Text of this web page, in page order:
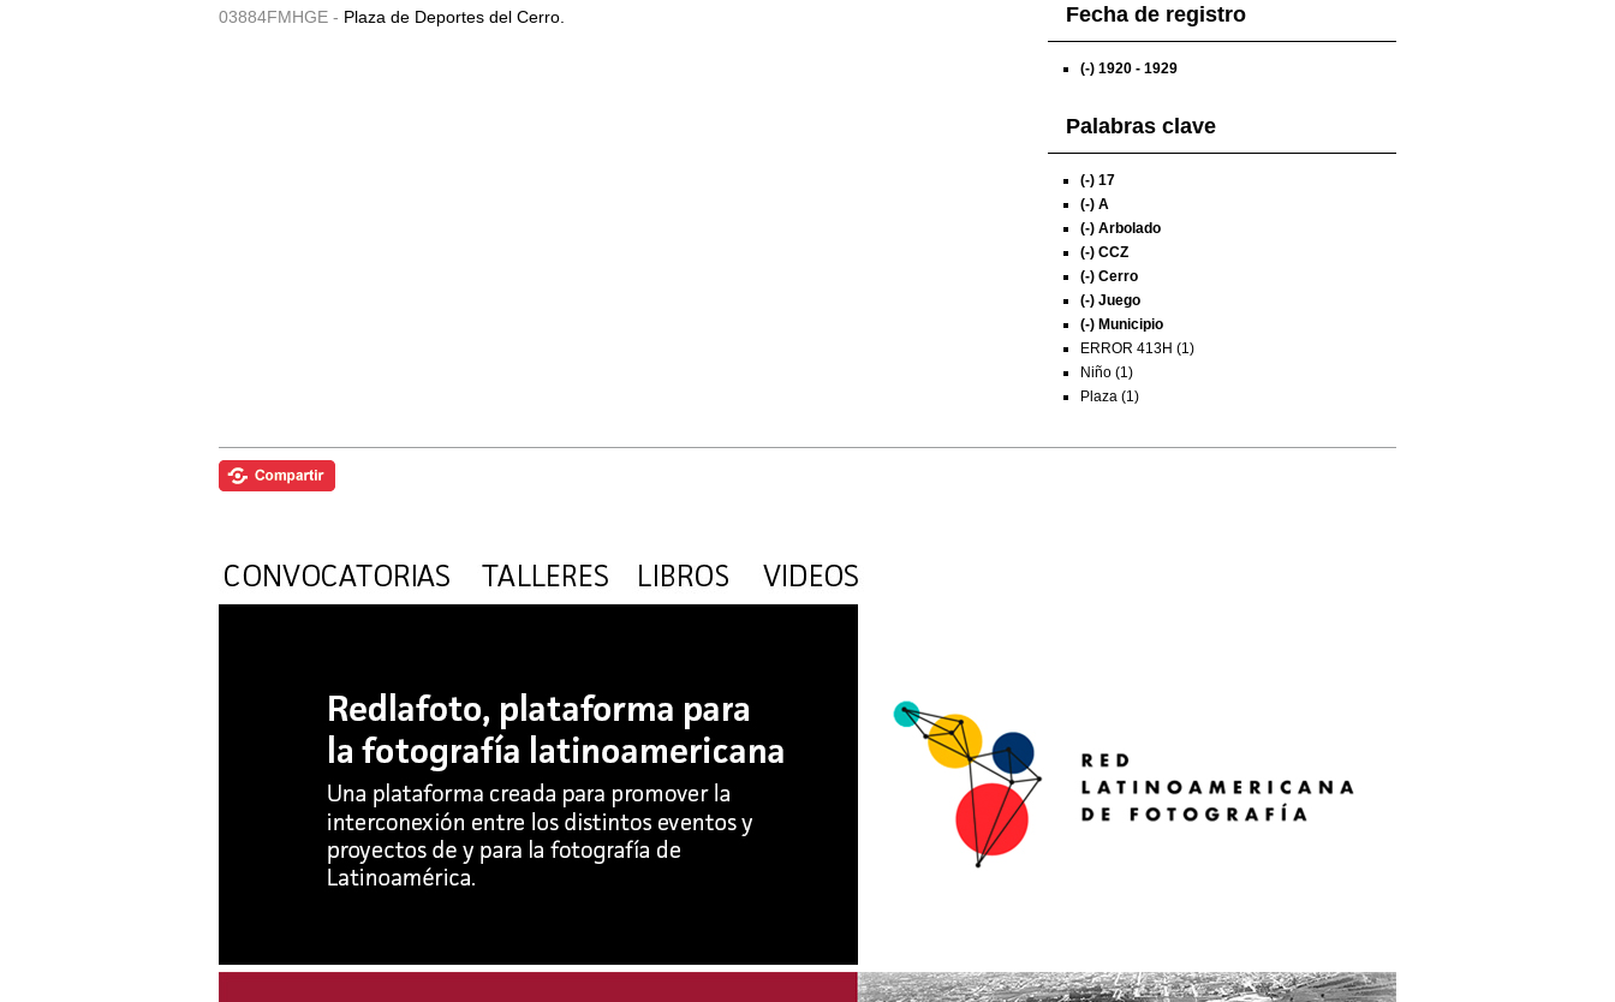
03884FMHGE - Plaza de Deportes del Cerro. Fecha de registro
(-) 1920 - 1929
Palabras clave
(-) 17
(-) A
(-) Arbolado
(-) CCZ
(-) Cerro
(-) Juego
(-) Municipio
ERROR 413H (1)
Niño (1)
Plaza (1)